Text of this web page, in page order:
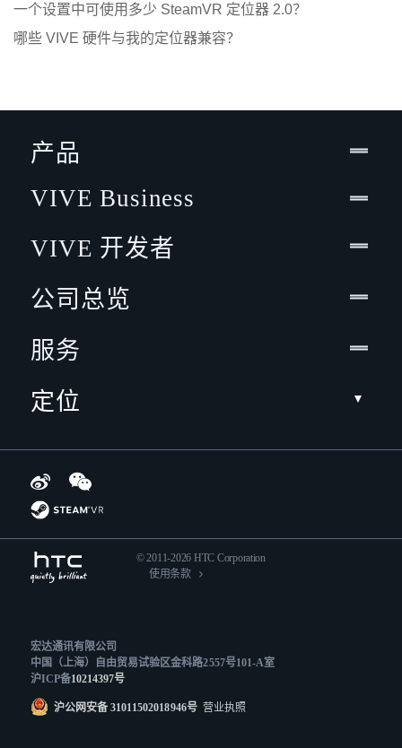
一个设置中可使用多少 SteamVR 定位器 2.0？
哪些 VIVE 硬件与我的定位器兼容？
产品
VIVE Business
VIVE 开发者
公司总览
服务
定位
© 2011-2026 HTC Corporation
使用条款
宏达通讯有限公司
中国（上海）自由贸易试验区金科路2557号101-A室
沪ICP备10214397号
沪公网安备 31011502018946号营业执照